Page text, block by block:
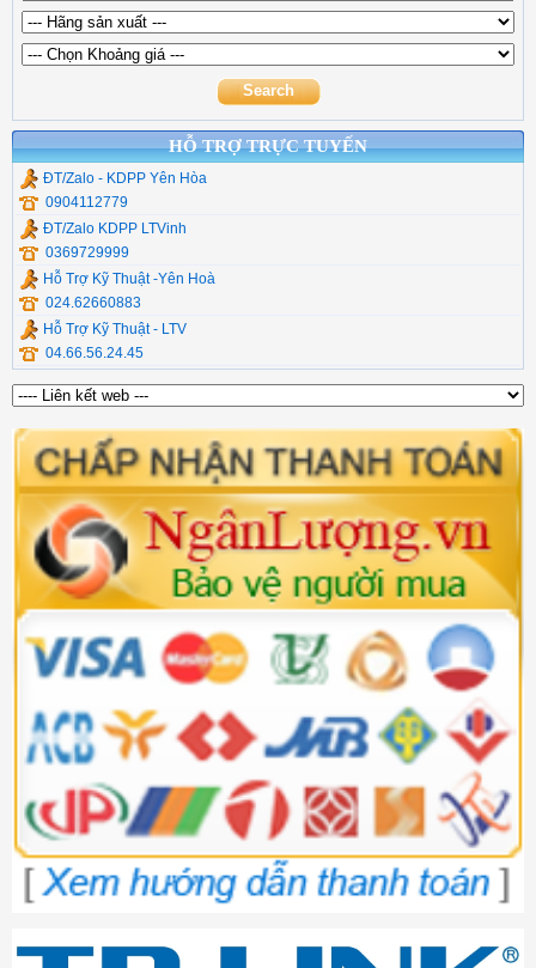
Dụng cụ thi công quang
Chuyển quang hdmi
Hộp đựng ổ cứng
Cáp Chuyển Đổi UGR
Mikrotik
Commscope
Type C, Lan , Đọc Thẻ
Thiết Bị Mạng Veggieg
HỖ TRỢ TRỰC TUYẾN
ĐT/Zalo - KDPP Yên Hòa
0904112779
ĐT/Zalo KDPP LTVinh
0369729999
Hỗ Trợ Kỹ Thuật -Yên Hoà
024.62660883
Hỗ Trợ Kỹ Thuật - LTV
04.66.56.24.45